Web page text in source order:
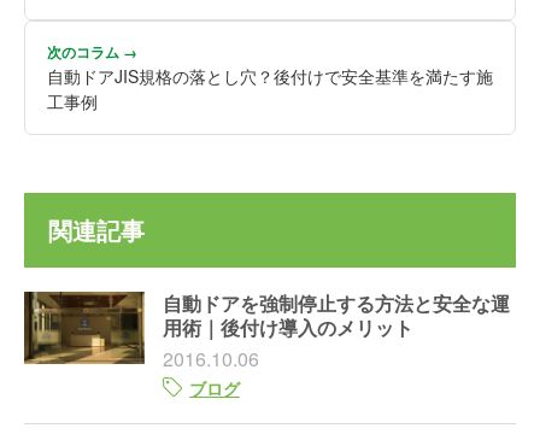
次のコラム →
自動ドアJIS規格の落とし穴？後付けで安全基準を満たす施
工事例
関連記事
自動ドアを強制停止する方法と安全な運
用術｜後付け導入のメリット
2016.10.06
ブログ